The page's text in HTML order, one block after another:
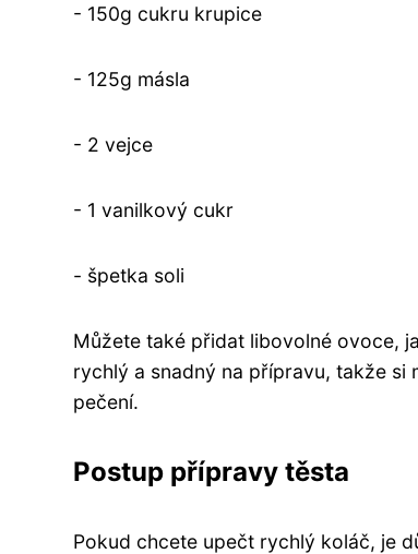
- 150g cukru krupice
- 125g másla
- 2 vejce
- 1 vanilkový cukr
- špetka soli
Můžete také přidat libovolné ovoce,
rychlý a snadný na přípravu, takže si
pečení.
Postup přípravy těsta
Pokud chcete upečt rychlý koláč, je